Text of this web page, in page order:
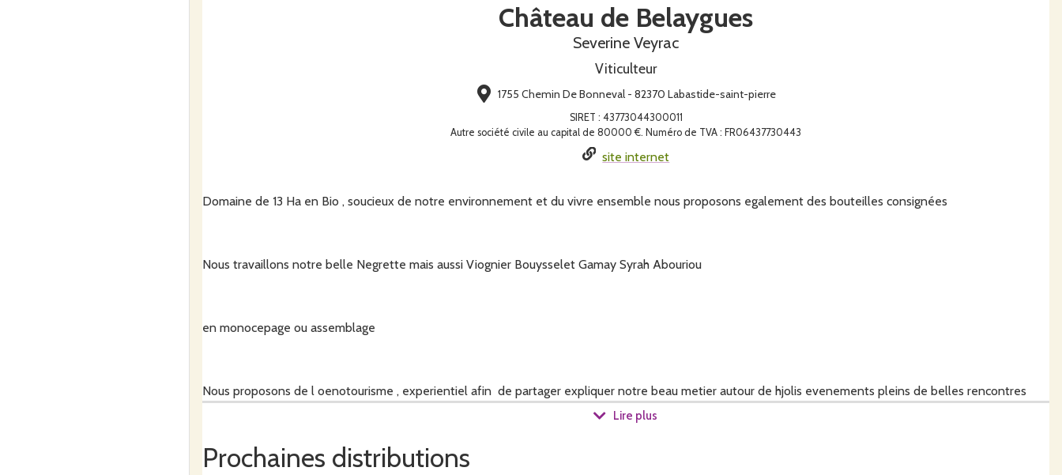
Château de Belaygues
Severine Veyrac
Viticulteur
1755 Chemin De Bonneval - 82370 Labastide-saint-pierre
SIRET : 43773044300011
Autre société civile au capital de 80000 €. Numéro de TVA : FR06437730443
site internet
Domaine de 13 Ha en Bio , soucieux de notre environnement et du vivre ensemble nous proposons egalement des bouteilles consignées
Nous travaillons notre belle Negrette mais aussi Viognier Bouysselet Gamay Syrah Abouriou
en monocepage ou assemblage
Nous proposons de l oenotourisme , experientiel afin de partager expliquer notre beau metier autour de hjolis evenements pleins de belles rencontres
Lire plus
Prochaines distributions